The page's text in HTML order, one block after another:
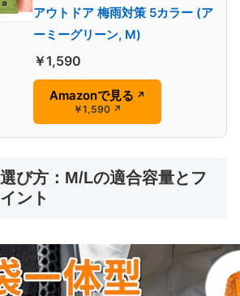
アウトドア 梅雨対策 5カラー (ア
ーミーグリーン, M)
￥1,590
Amazonで見る ↗
￥1,590 ↗
び方：M/Lの適合容量とフ
ント